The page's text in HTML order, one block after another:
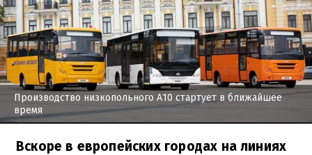
Производство низкопольного А10 стартует в ближайшее
время
Вскоре в европейских городах на линиях